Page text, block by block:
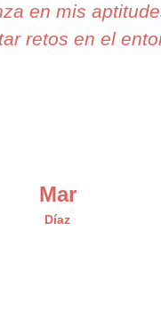
en mis
retos en el
Mar
Díaz